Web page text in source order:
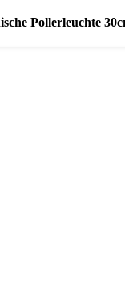
Pollerleuchte